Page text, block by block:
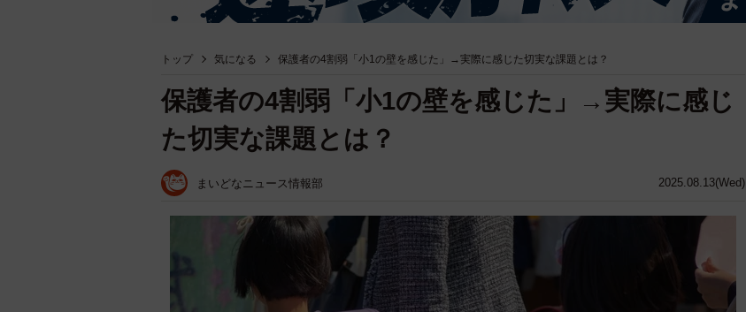
トップ 気になる 保護者の4割弱「小1の壁を感じた」→実際に感じた切実な課題とは？
2025.08.13(Wed)
保護者の4割弱「小1の壁を感じた」→実際に感じ
た切実な課題とは？
まいどなニュース情報部